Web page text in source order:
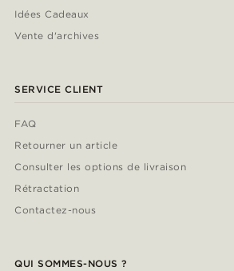
Idées Cadeaux
Vente d'archives
SERVICE CLIENT
FAQ
Retourner un article
Consulter les options de livraison
Rétractation
Contactez-nous
QUI SOMMES-NOUS ?